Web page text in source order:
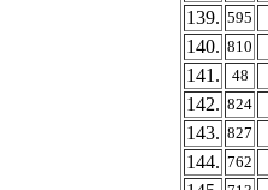
139. 595
140. 810
141.
48
142. 824
143. 827
144. 762